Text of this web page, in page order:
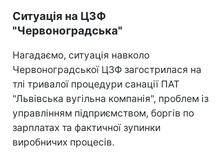
Ситуація на ЦЗФ
"Червоноградська"
Нагадаємо, ситуація навколо
Червоноградської ЦЗФ загострилася на
тлі тривалої процедури санації ПАТ
"Львівська вугільна компанія", проблем із
управлінням підприємством, боргів по
зарплатах та фактичної зупинки
виробничих процесів.